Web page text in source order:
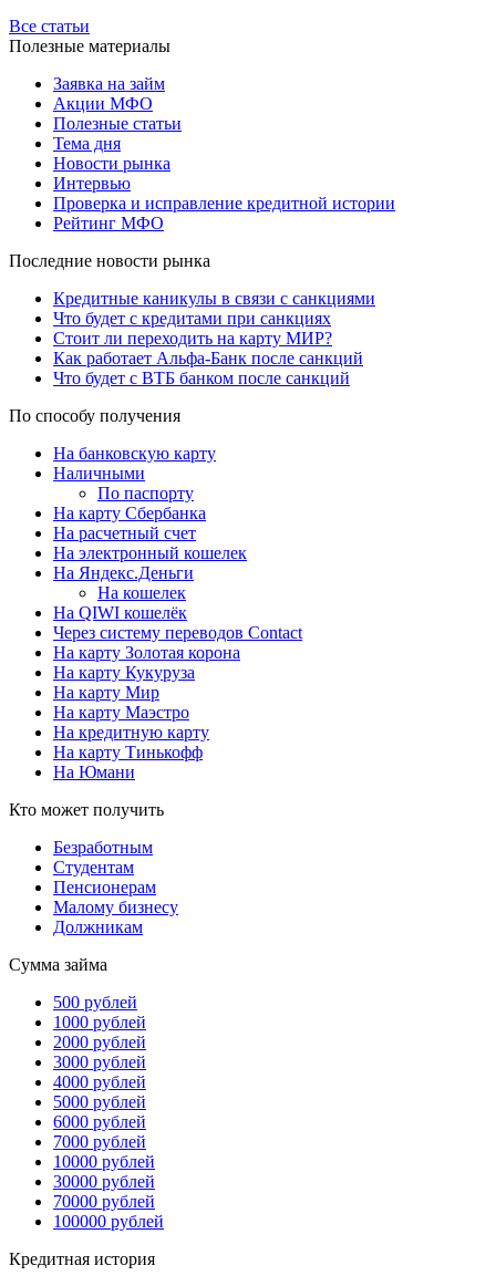
Все статьи
Полезные материалы
Заявка на займ
Акции МФО
Полезные статьи
Тема дня
Новости рынка
Интервью
Проверка и исправление кредитной истории
Рейтинг МФО
Последние новости рынка
Кредитные каникулы в связи с санкциями
Что будет с кредитами при санкциях
Стоит ли переходить на карту МИР?
Как работает Альфа-Банк после санкций
Что будет с ВТБ банком после санкций
По способу получения
На банковскую карту
Наличными
По паспорту
На карту Сбербанка
На расчетный счет
На электронный кошелек
На Яндекс.Деньги
На кошелек
На QIWI кошелёк
Через систему переводов Contact
На карту Золотая корона
На карту Кукуруза
На карту Мир
На карту Маэстро
На кредитную карту
На карту Тинькофф
На Юмани
Кто может получить
Безработным
Студентам
Пенсионерам
Малому бизнесу
Должникам
Сумма займа
500 рублей
1000 рублей
2000 рублей
3000 рублей
4000 рублей
5000 рублей
6000 рублей
7000 рублей
10000 рублей
30000 рублей
70000 рублей
100000 рублей
Кредитная история